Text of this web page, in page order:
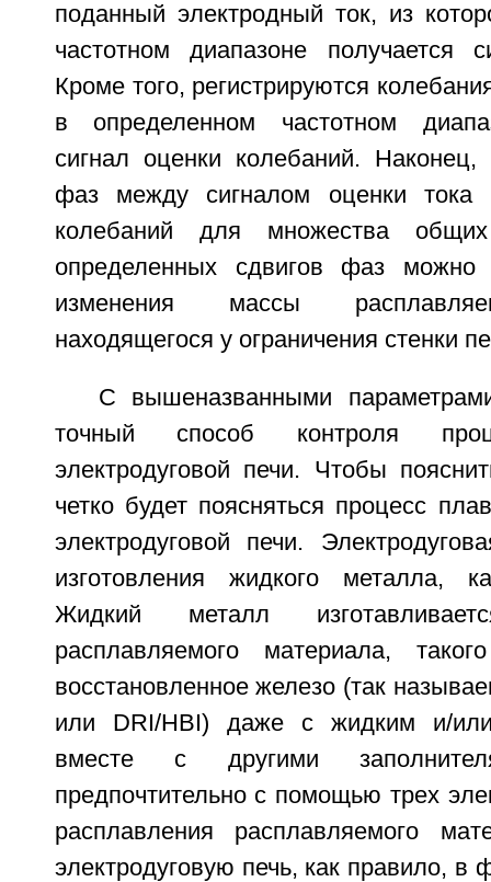
поданный электродный ток, из
частотном диапазоне получается
Кроме того, регистрируются
в определенном частотном
сигнал оценки колебаний. Наконец,
фаз между сигналом оценки тока
колебаний для множества
определенных сдвигов фаз
изменения массы
находящегося у ограничения стенки
С вышеназванными
точный способ контроля
электродуговой печи. Чтобы
четко будет поясняться процесс
электродуговой печи.
изготовления жидкого металла,
Жидкий металл
расплавляемого материала,
восстановленное железо (так
или DRI/HBI) даже с жидким и/
вместе с другими
предпочтительно с помощью трех
расплавления расплавляемого
электродуговую печь, как правило, в